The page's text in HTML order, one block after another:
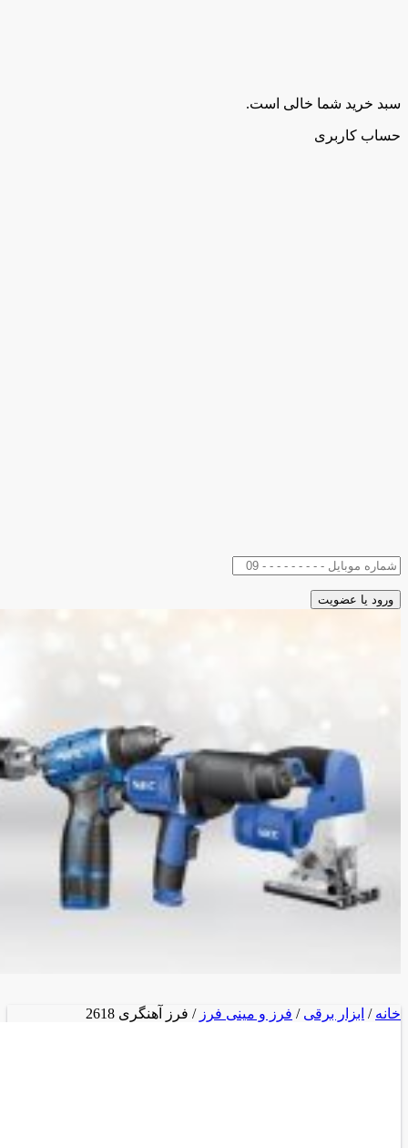
سبد خرید شما خالی است.
حساب کاربری
خانه / ابزار برقی / فرز و مینی فرز / فرز آهنگری 2618